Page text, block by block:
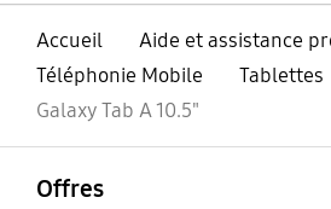
Accueil
Aide et assistance
Téléphonie Mobile
Tablettes
Galaxy Tab A 10.5"
Offres